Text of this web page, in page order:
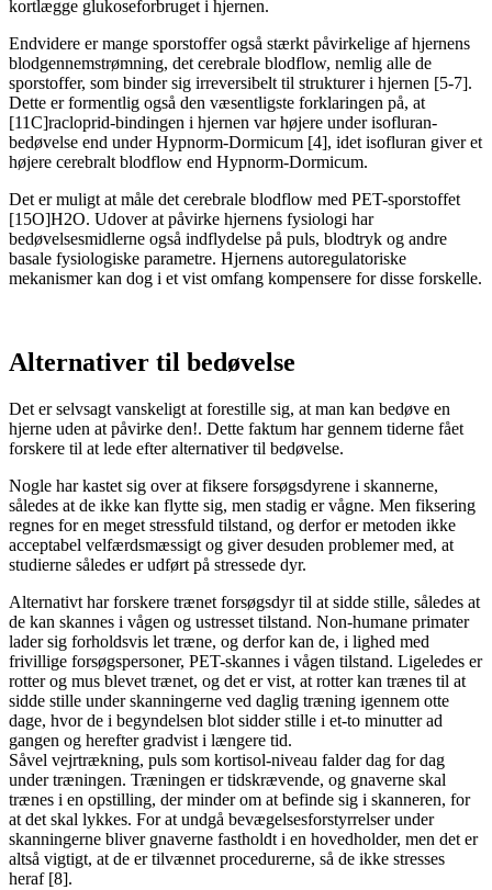
kortlægge glukoseforbruget i hjernen.
Endvidere er mange sporstoffer også stærkt påvirkelige af hjernens
blodgennemstrømning, det cerebrale blodflow, nemlig alle de
sporstoffer, som binder sig irreversibelt til strukturer i hjernen [5-7].
Dette er formentlig også den væsentligste forklaringen på, at
[11C]racloprid-bindingen i hjernen var højere under isofluran-
bedøvelse end under Hypnorm-Dormicum [4], idet isofluran giver et
højere cerebralt blodflow end Hypnorm-Dormicum.
Det er muligt at måle det cerebrale blodflow med PET-sporstoffet
[15O]H2O. Udover at påvirke hjernens fysiologi har
bedøvelsesmidlerne også indflydelse på puls, blodtryk og andre
basale fysiologiske parametre. Hjernens autoregulatoriske
mekanismer kan dog i et vist omfang kompensere for disse forskelle.
Alternativer til bedøvelse
Det er selvsagt vanskeligt at forestille sig, at man kan bedøve en
hjerne uden at påvirke den!. Dette faktum har gennem tiderne fået
forskere til at lede efter alternativer til bedøvelse.
Nogle har kastet sig over at fiksere forsøgsdyrene i skannerne,
således at de ikke kan flytte sig, men stadig er vågne. Men fiksering
regnes for en meget stressfuld tilstand, og derfor er metoden ikke
acceptabel velfærdsmæssigt og giver desuden problemer med, at
studierne således er udført på stressede dyr.
Alternativt har forskere trænet forsøgsdyr til at sidde stille, således at
de kan skannes i vågen og ustresset tilstand. Non-humane primater
lader sig forholdsvis let træne, og derfor kan de, i lighed med
frivillige forsøgspersoner, PET-skannes i vågen tilstand. Ligeledes er
rotter og mus blevet trænet, og det er vist, at rotter kan trænes til at
sidde stille under skanningerne ved daglig træning igennem otte
dage, hvor de i begyndelsen blot sidder stille i et-to minutter ad
gangen og herefter gradvist i længere tid.
Såvel vejrtrækning, puls som kortisol-niveau falder dag for dag
under træningen. Træningen er tidskrævende, og gnaverne skal
trænes i en opstilling, der minder om at befinde sig i skanneren, for
at det skal lykkes. For at undgå bevægelsesforstyrrelser under
skanningerne bliver gnaverne fastholdt i en hovedholder, men det er
altså vigtigt, at de er tilvænnet procedurerne, så de ikke stresses
heraf [8].